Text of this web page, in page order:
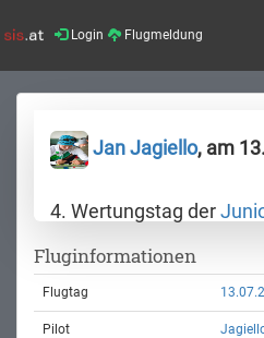
Login Flugmeldung
Jan Jagiello, am
4. Wertungstag der
Fluginformationen
Flugtag
Pilot